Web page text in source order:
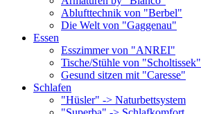
Ablufttechnik von "Berbel"
Die Welt von "Gaggenau"
Essen
Esszimmer von "ANREI"
Tische/Stühle von "Scholtissek"
Gesund sitzen mit "Caresse"
Schlafen
"Hüsler" -> Naturbettsystem